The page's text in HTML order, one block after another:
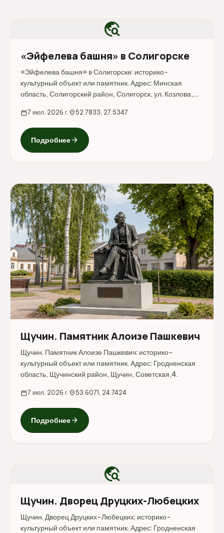
travel_explore
«Эйфелева башня» в Солигорске
«Эйфелева башня» в Солигорске: историко-
культурный объект или памятник. Адрес: Минская
область, Солигорский район, Солигорск, ул. Козлова,
calendar_today7 июл. 2026 г. location_on52.7833, 27.5347
Подробнееarrow_forward
Щучин. Памятник Алоизе Пашкевич
Щучин. Памятник Алоизе Пашкевич: историко-
культурный объект или памятник. Адрес: Гродненская
область, Щучинский район, Щучин, Советская,4.
calendar_today7 июл. 2026 г. location_on53.6071, 24.7424
Подробнееarrow_forward
travel_explore
Щучин. Дворец Друцких-Любецких
Щучин. Дворец Друцких-Любецких: историко-
культурный объект или памятник. Адрес: Гродненская